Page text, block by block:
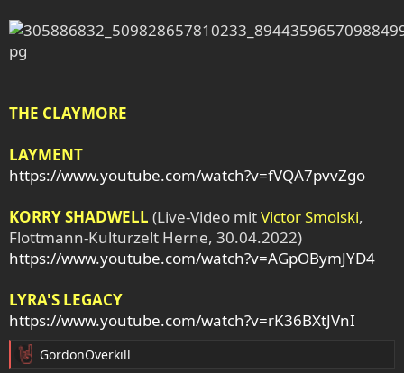
THE CLAYMORE
LAYMENT
https://www.youtube.com/watch?v=fVQA7pvvZgo
KORRY SHADWELL (Live-Video mitVictor Smolski,
Flottmann-Kulturzelt Herne, 30.04.2022)
https://www.youtube.com/watch?v=AGpOBymJYD4
LYRA'S LEGACY
https://www.youtube.com/watch?v=rK36BXtJVnI
R
GordonOverkill